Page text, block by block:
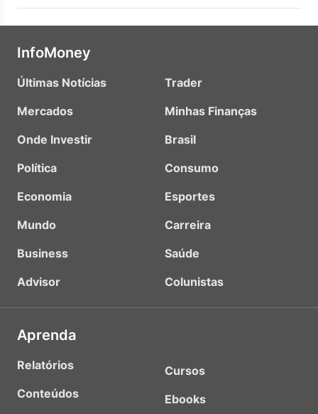
InfoMoney
Últimas Notícias
Mercados
Onde Investir
Política
Economia
Mundo
Business
Advisor
Trader
Minhas Finanças
Brasil
Consumo
Esportes
Carreira
Saúde
Colunistas
Aprenda
Relatórios
Conteúdos
Cursos
Ebooks